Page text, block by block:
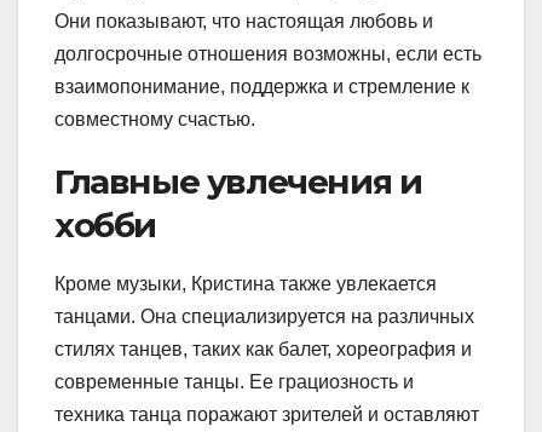
Они показывают, что настоящая любовь и
долгосрочные отношения возможны, если есть
взаимопонимание, поддержка и стремление к
совместному счастью.
Главные увлечения и
хобби
Кроме музыки, Кристина также увлекается
танцами. Она специализируется на различных
стилях танцев, таких как балет, хореография и
современные танцы. Ее грациозность и
техника танца поражают зрителей и оставляют